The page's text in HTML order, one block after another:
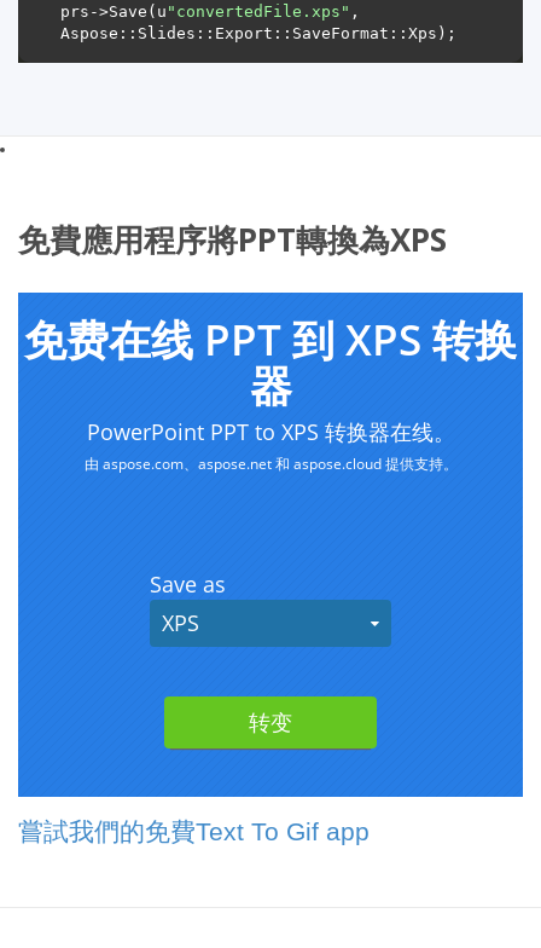
prs->Save(u "convertedFile.xps" ,
免費應用程序將PPT轉換為XPS
嘗試我們的免費Text To Gif app